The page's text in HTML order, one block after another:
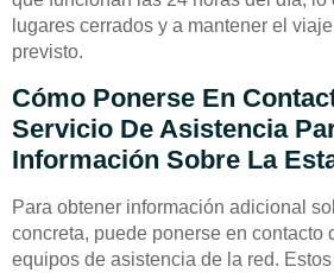
lugares cerrados y a mantener el
previsto.
Cómo Ponerse En
Servicio De Asistencia
Información Sobre La
Para obtener información adicional
concreta, puede ponerse en contacto
equipos de asistencia de la red.